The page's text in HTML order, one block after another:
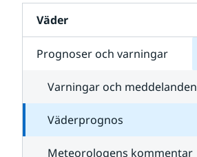
Väder
Prognoser och varningar
Varningar och meddelanden
Väderprognos
Meteorologens kommentar